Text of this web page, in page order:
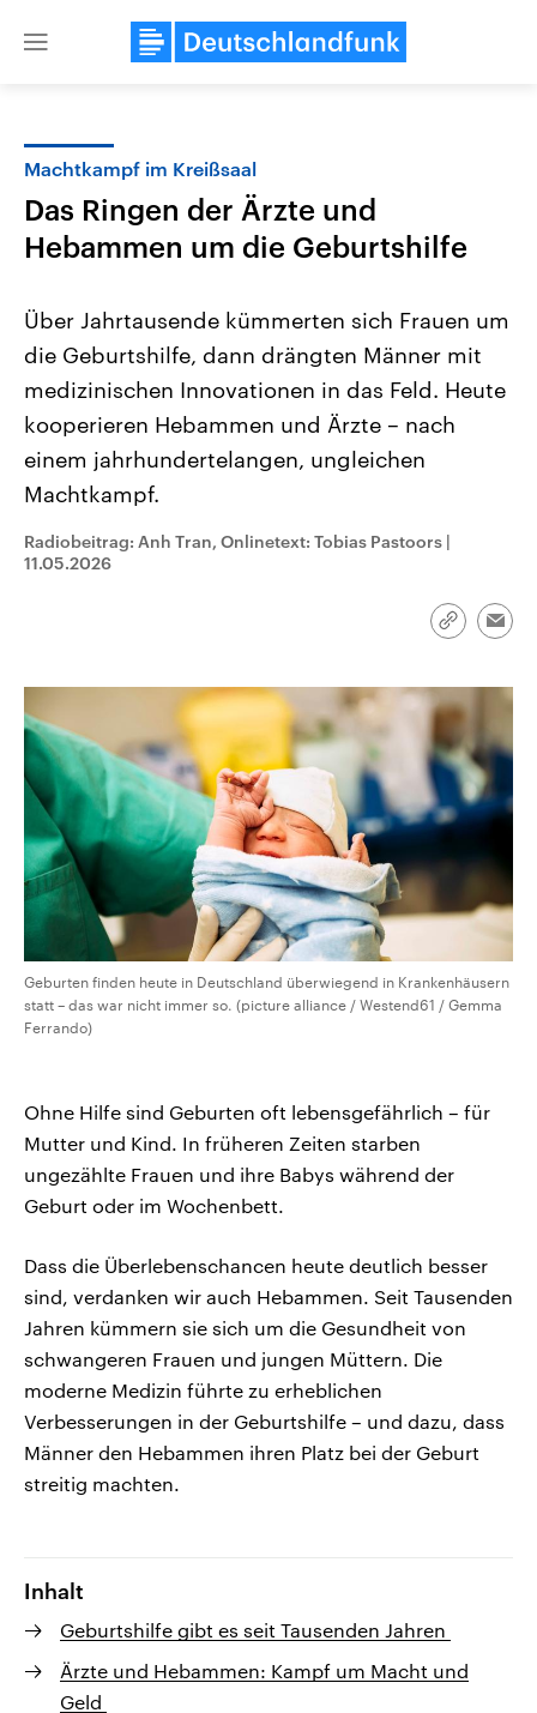
Close
Landtagswahl Sachsen-Anhalt
2026
Alle Informationen
Sachsen-Anhalt wählt am 6.
September 2026 einen neuen
Bundesland von einer Koalition aus
CDU, SPD und FDP regiert.-
Umfragen, Prognosen,
USA
Aktuelle Beiträge,
Hintergründe
Wirtschaftlich und
mit großem Einfluss auf
aktuelle Weltgeschehen.
Machtkampf im Kreißsaal
Das Ringen der Ärzte und
Hebammen um die Geburtshilfe
Über Jahrtausende kümmerten sich Frauen um
die Geburtshilfe, dann drängten Männer mit
medizinischen Innovationen in das Feld. Heute
kooperieren Hebammen und Ärzte – nach
einem jahrhundertelangen, ungleichen
Machtkampf.
Radiobeitrag: Anh Tran, Onlinetext: Tobias Pastoors |
11.05.2026
Link
Geburten finden heute in Deutschland überwiegend in Krankenhäusern
statt – das war nicht immer so. (picture alliance / Westend61 / Gemma
Ferrando)
Ohne Hilfe sind Geburten oft lebensgefährlich – für
Mutter und Kind. In früheren Zeiten starben
ungezählte Frauen und ihre Babys während der
Geburt oder im Wochenbett.
Dass die Überlebenschancen heute deutlich besser
sind, verdanken wir auch Hebammen. Seit Tausenden
Jahren kümmern sie sich um die Gesundheit von
schwangeren Frauen und jungen Müttern. Die
moderne Medizin führte zu erheblichen
Verbesserungen in der Geburtshilfe – und dazu, dass
Männer den Hebammen ihren Platz bei der Geburt
streitig machten.
Inhalt
Geburtshilfe gibt es seit Tausenden Jahren
Ärzte und Hebammen: Kampf um Macht und
Geld